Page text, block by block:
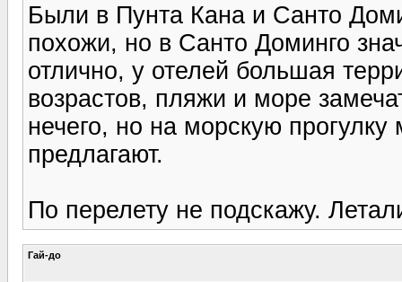
Были в Пунта Кана и Санто
похожи, но в Санто Доминго
отлично, у отелей большая
возрастов, пляжи и море
нечего, но на морскую
предлагают.
По перелету не подскажу.
Гай-до